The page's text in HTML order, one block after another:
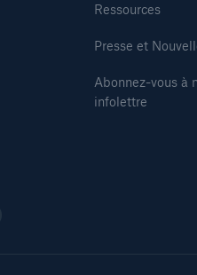
Ressources
Presse et
Abonnez-vous à
infolettre